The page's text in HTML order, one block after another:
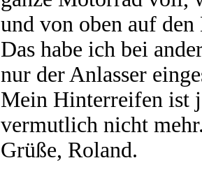
und von oben auf
Das habe ich bei
nur der Anlasser
Mein Hinterreifen ist
vermutlich nicht
Grüße, Roland.